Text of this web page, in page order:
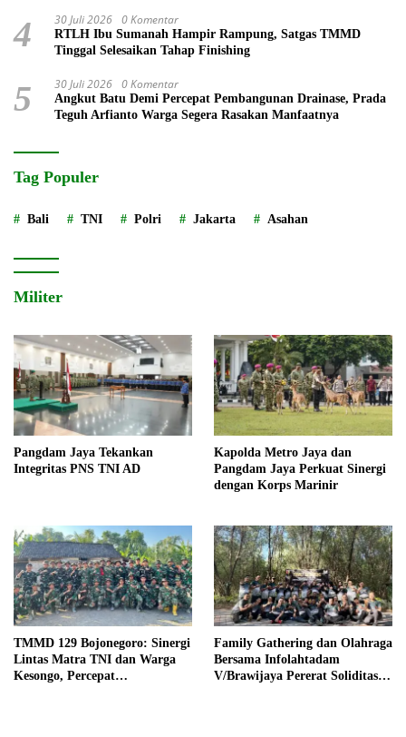
4 30 Juli 2026 0 Komentar
RTLH Ibu Sumanah Hampir Rampung, Satgas TMMD
Tinggal Selesaikan Tahap Finishing
5 30 Juli 2026 0 Komentar
Angkut Batu Demi Percepat Pembangunan Drainase, Prada
Teguh Arfianto Warga Segera Rasakan Manfaatnya
Tag Populer
Bali TNI Polri Jakarta Asahan
Militer
Pangdam Jaya Tekankan
Integritas PNS TNI AD
Kapolda Metro Jaya dan
Pangdam Jaya Perkuat Sinergi
dengan Korps Marinir
TMMD 129 Bojonegoro: Sinergi
Lintas Matra TNI dan Warga
Kesongo, Percepat
Family Gathering dan Olahraga
Bersama Infolahtadam
V/Brawijaya Pererat Soliditas